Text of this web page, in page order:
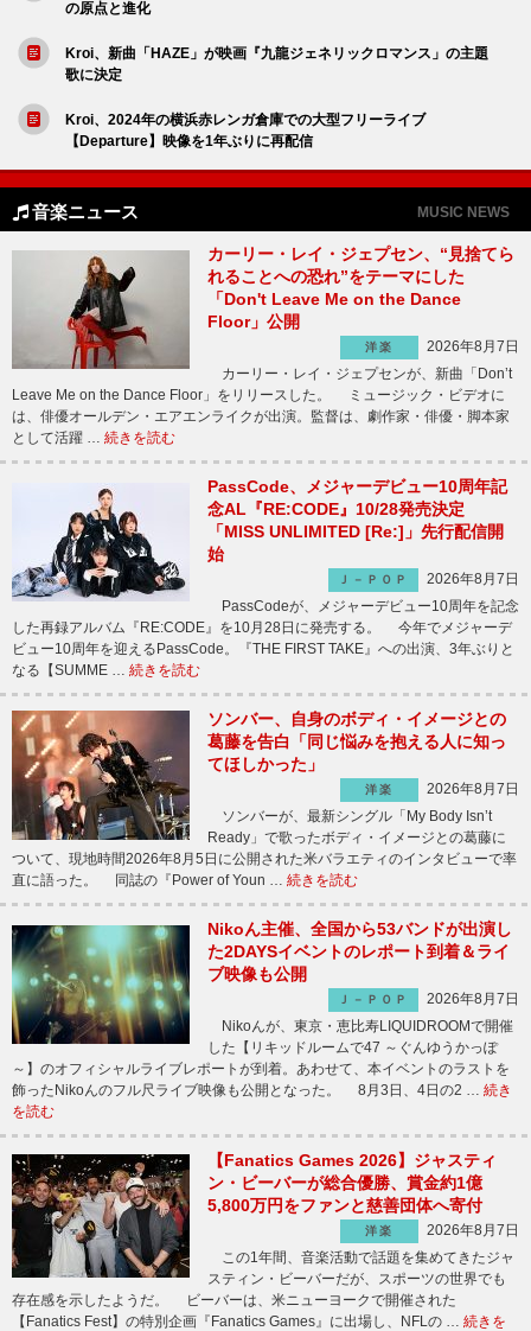
の原点と進化
Kroi、新曲「HAZE」が映画『九龍ジェネリックロマンス」の主題
歌に決定
Kroi、2024年の横浜赤レンガ倉庫での大型フリーライブ
【Departure】映像を1年ぶりに再配信
音楽ニュース MUSIC NEWS
カーリー・レイ・ジェプセン、“見捨てら
れることへの恐れ”をテーマにした
「Don't Leave Me on the Dance
Floor」公開
洋楽
2026年8月7日
カーリー・レイ・ジェプセンが、新曲「Don’t
Leave Me on the Dance Floor」をリリースした。 ミュージック・ビデオに
は、俳優オールデン・エアエンライクが出演。監督は、劇作家・俳優・脚本家
として活躍 … 続きを読む
PassCode、メジャーデビュー10周年記
念AL『RE:CODE』10/28発売決定
「MISS UNLIMITED [Re:]」先行配信開
始
Ｊ－ＰＯＰ
2026年8月7日
PassCodeが、メジャーデビュー10周年を記念
した再録アルバム『RE:CODE』を10月28日に発売する。 今年でメジャーデ
ビュー10周年を迎えるPassCode。『THE FIRST TAKE』への出演、3年ぶりと
なる【SUMME … 続きを読む
ソンバー、自身のボディ・イメージとの
葛藤を告白「同じ悩みを抱える人に知っ
てほしかった」
洋楽
2026年8月7日
ソンバーが、最新シングル「My Body Isn’t
Ready」で歌ったボディ・イメージとの葛藤に
ついて、現地時間2026年8月5日に公開された米バラエティのインタビューで率
直に語った。 同誌の『Power of Youn … 続きを読む
Nikoん主催、全国から53バンドが出演し
た2DAYSイベントのレポート到着＆ライ
ブ映像も公開
Ｊ－ＰＯＰ
2026年8月7日
Nikoんが、東京・恵比寿LIQUIDROOMで開催
した【リキッドルームで47 ～ぐんゆうかっぽ
～】のオフィシャルライブレポートが到着。あわせて、本イベントのラストを
飾ったNikoんのフル尺ライブ映像も公開となった。 8月3日、4日の2 … 続き
を読む
【Fanatics Games 2026】ジャスティ
ン・ビーバーが総合優勝、賞金約1億
5,800万円をファンと慈善団体へ寄付
洋楽
2026年8月7日
この1年間、音楽活動で話題を集めてきたジャ
スティン・ビーバーだが、スポーツの世界でも
存在感を示したようだ。 ビーバーは、米ニューヨークで開催された
【Fanatics Fest】の特別企画『Fanatics Games』に出場し、NFLの … 続きを